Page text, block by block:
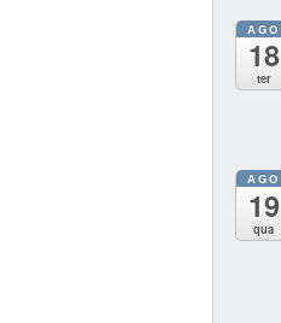
AGO
18
ter
AGO
19
qua